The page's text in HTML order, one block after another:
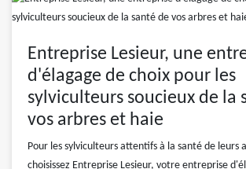
Entreprise Lesieur, une
d'élagage de choix pour les
sylviculteurs soucieux de la
vos arbres et haie
Pour les sylviculteurs attentifs à la santé de leurs
choisissez Entreprise Lesieur, votre entreprise